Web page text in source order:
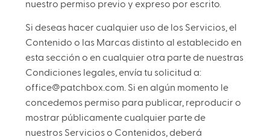
nuestro permiso previo y expreso por escrito.
Si deseas hacer cualquier uso de los Servicios, el
Contenido o las Marcas distinto al establecido en
esta sección o en cualquier otra parte de nuestras
Condiciones legales, envía tu solicitud a:
office@patchbox.com. Si en algún momento le
concedemos permiso para publicar, reproducir o
mostrar públicamente cualquier parte de
nuestros Servicios o Contenidos, deberá